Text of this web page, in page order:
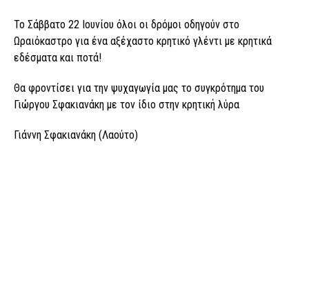
Το Σάββατο 22 Ιουνίου όλοι οι δρόμοι οδηγούν στο
Ωραιόκαστρο για ένα αξέχαστο κρητικό γλέντι με κρητικά
εδέσματα και ποτά!
Θα φροντίσει για την ψυχαγωγία μας το συγκρότημα του
Γιώργου Σφακιανάκη με τον ίδιο στην κρητική λύρα
Γιάννη Σφακιανάκη (Λαούτο)